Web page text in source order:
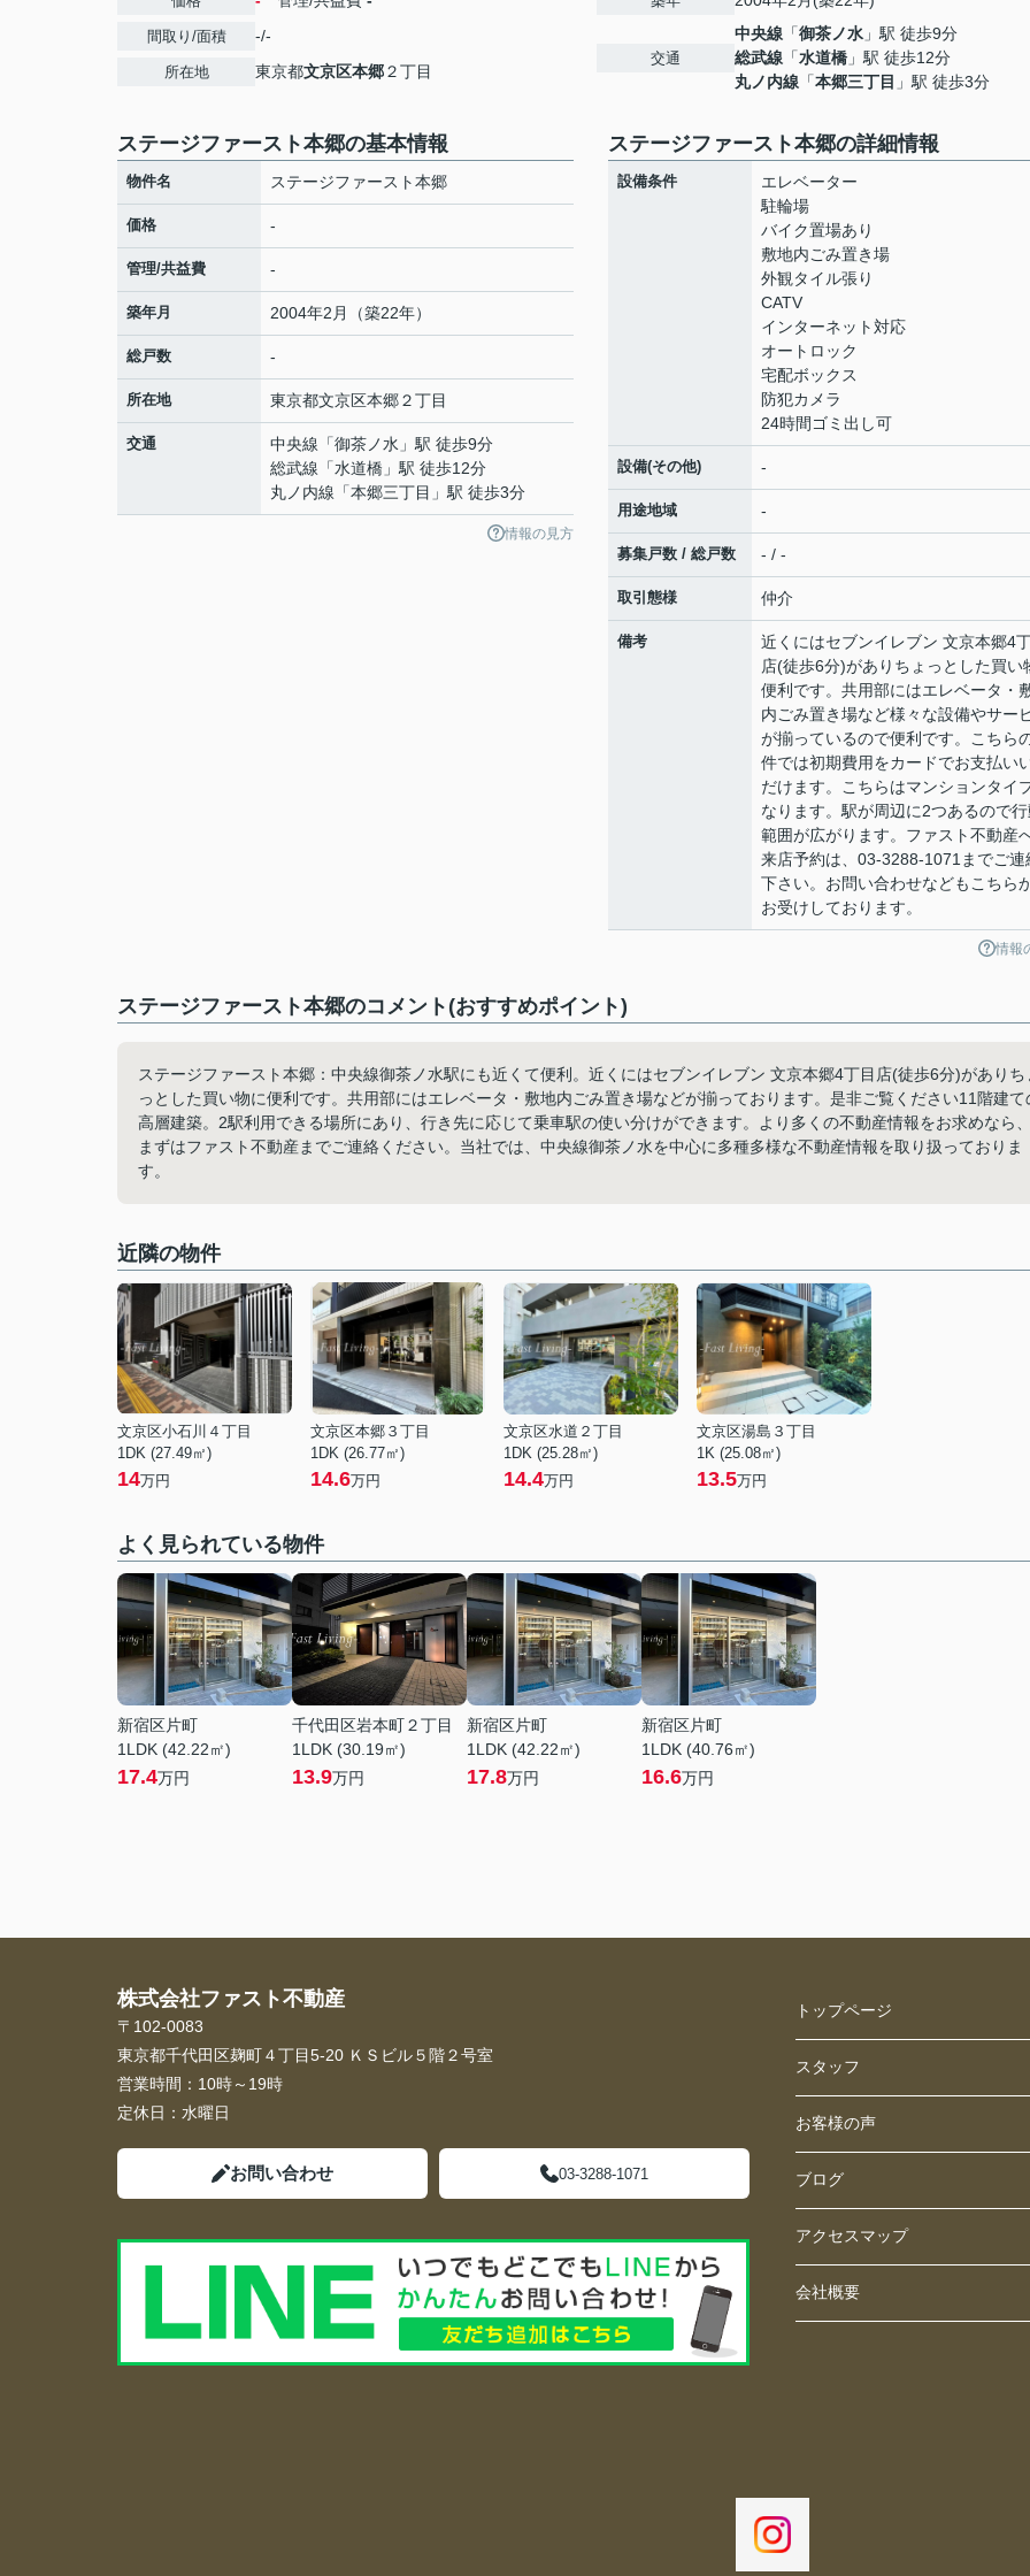
間取り/面積 -/-
所在地 東京都文京区本郷２丁目
交通
中央線 「御茶ノ水 」駅 徒歩9分
総武線 「水道橋 」駅 徒歩12分
丸ノ内線 「本郷三丁目 」駅 徒歩3分
ステージファースト本郷の基本情報
物件名 ステージファースト本郷
価格 -
管理/共益費 -
築年月 2004年2月（築22年）
総戸数 -
所在地 東京都文京区本郷２丁目
交通 中央線 「御茶ノ水 」駅 徒歩9分
総武線 「水道橋 」駅 徒歩12分
丸ノ内線 「本郷三丁目 」駅 徒歩3分
情報の見方
ステージファースト本郷の詳細情報
設備条件
エレベーター
駐輪場
バイク置場あり
敷地内ごみ置き場
外観タイル張り
CATV
インターネット対応
オートロック
宅配ボックス
防犯カメラ
24時間ゴミ出し可
設備(その他) -
用途地域 -
募集戸数 / 総戸数 - / -
取引態様 仲介
備考
近くにはセブンイレブン 文京本郷4
店(徒歩6分)がありちょっとした買い
便利です。共用部にはエレベータ・
内ごみ置き場など様々な設備やサー
が揃っているので便利です。こちら
件では初期費用をカードでお支払い
だけます。こちらはマンションタイ
なります。駅が周辺に2つあるので行
範囲が広がります。ファスト不動産
来店予約は、03-3288-1071までご連
下さい。お問い合わせなどもこちら
お受けしております。
情報
ステージファースト本郷のコメント(おすすめポイント)
ステージファースト本郷：中央線御茶ノ水駅にも近くて便利。近くにはセブンイレブン 文京本郷4丁目店(徒歩6分)がありち
っとした買い物に便利です。共用部にはエレベータ・敷地内ごみ置き場などが揃っております。是非ご覧ください11階建て
高層建築。2駅利用できる場所にあり、行き先に応じて乗車駅の使い分けができます。より多くの不動産情報をお求めなら、
まずはファスト不動産までご連絡ください。当社では、中央線御茶ノ水を中心に多種多様な不動産情報を取り扱っておりま
す。
近隣の物件
文京区小石川４丁目
1DK (27.49㎡)
14万円
文京区本郷３丁目
1DK (26.77㎡)
14.6万円
文京区水道２丁目
1DK (25.28㎡)
14.4万円
文京区湯島３丁目
1K (25.08㎡)
13.5万円
よく見られている物件
新宿区片町
1LDK (42.22㎡)
17.4万円
千代田区岩本町２丁目
1LDK (30.19㎡)
13.9万円
新宿区片町
1LDK (42.22㎡)
17.8万円
新宿区片町
1LDK (40.76㎡)
16.6万円
株式会社ファスト不動産
〒102-0083
東京都千代田区麹町４丁目5-20 ＫＳビル５階２号室
営業時間： 10時～19時
定休日： 水曜日
お問い合わせ 03-3288-1071
トップページ
スタッフ
お客様の声
ブログ
アクセスマップ
会社概要